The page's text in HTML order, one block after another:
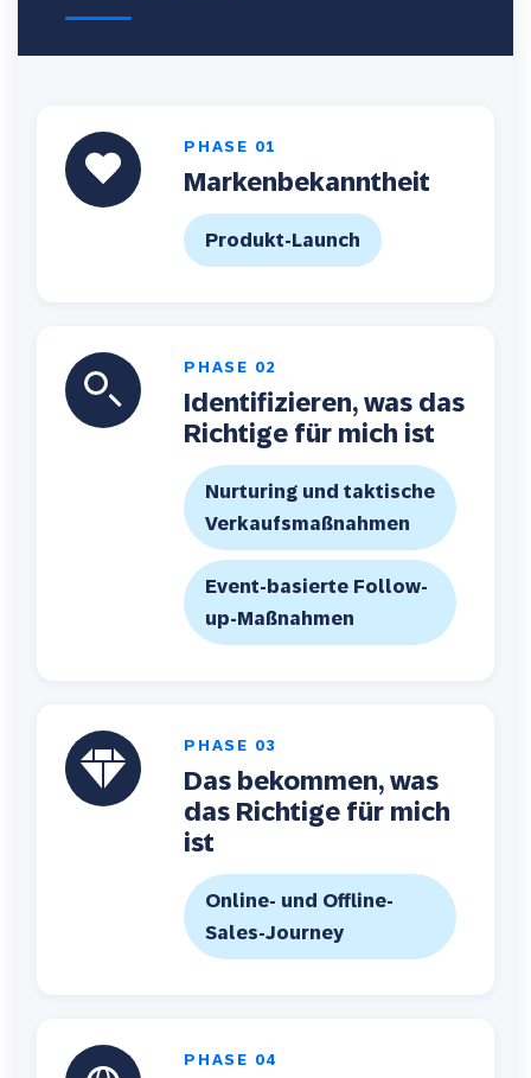
PHASE 01
Markenbekanntheit
Produkt-Launch
PHASE 02
Identifizieren, was das
Richtige für mich ist
Nurturing und taktische
Verkaufsmaßnahmen
Event-basierte Follow-
up-Maßnahmen
PHASE 03
Das bekommen, was
das Richtige für mich
ist
Online- und Offline-
Sales-Journey
PHASE 04